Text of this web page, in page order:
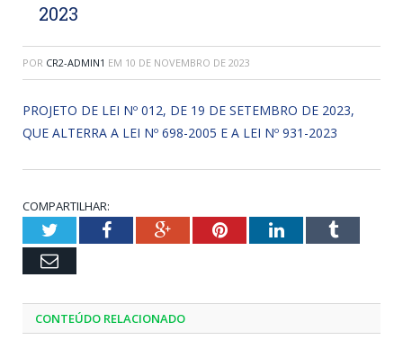
2023
POR CR2-ADMIN1 EM 10 DE NOVEMBRO DE 2023
PROJETO DE LEI Nº 012, DE 19 DE SETEMBRO DE 2023,
QUE ALTERRA A LEI Nº 698-2005 E A LEI Nº 931-2023
COMPARTILHAR:
TwitterFacebookGoogle+PinterestLinkedInTumblr
Email
CONTEÚDO RELACIONADO